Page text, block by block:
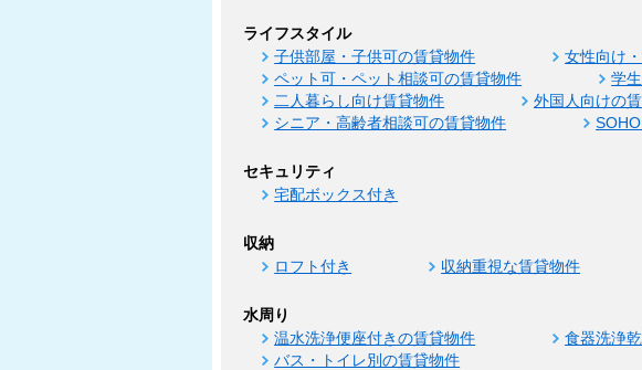
ライフスタイル
子供部屋・子供可の賃貸物件 女性向け
ペット可・ペット相談可の賃貸物件
学
二人暮らし向け賃貸物件
外国人向けの
シニア・高齢者相談可の賃貸物件
セキュリティ
宅配ボックス付き
収納
ロフト付き 収納重視な賃貸物件
水周り
温水洗浄便座付きの賃貸物件 食器洗浄
バス・トイレ別の賃貸物件